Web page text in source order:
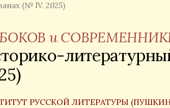
(№ IV. 2025)
и
РУССКОЙ ЛИТЕРАТУРЫ